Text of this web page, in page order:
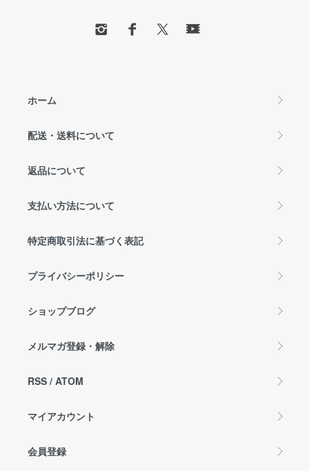
ホーム
配送・送料について
返品について
支払い方法について
特定商取引法に基づく表記
プライバシーポリシー
ショップブログ
メルマガ登録・解除
RSS / ATOM
マイアカウント
会員登録